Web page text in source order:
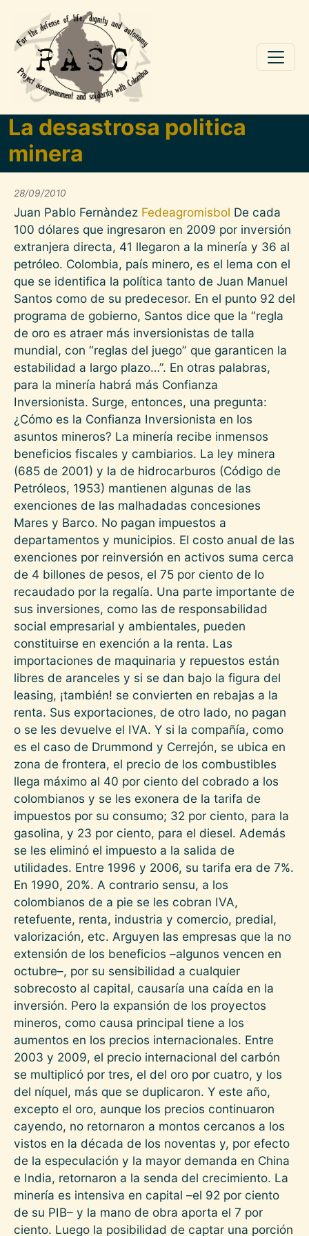
Skip to main content
La desastrosa politica
minera
28/09/2010
Juan Pablo Fernàndez Fedeagromisbol De cada
100 dólares que ingresaron en 2009 por inversión
extranjera directa, 41 llegaron a la minería y 36 al
petróleo. Colombia, país minero, es el lema con el
que se identifica la política tanto de Juan Manuel
Santos como de su predecesor. En el punto 92 del
programa de gobierno, Santos dice que la “regla
de oro es atraer más inversionistas de talla
mundial, con “reglas del juego” que garanticen la
estabilidad a largo plazo…”. En otras palabras,
para la minería habrá más Confianza
Inversionista. Surge, entonces, una pregunta:
¿Cómo es la Confianza Inversionista en los
asuntos mineros? La minería recibe inmensos
beneficios fiscales y cambiarios. La ley minera
(685 de 2001) y la de hidrocarburos (Código de
Petróleos, 1953) mantienen algunas de las
exenciones de las malhadadas concesiones
Mares y Barco. No pagan impuestos a
departamentos y municipios. El costo anual de las
exenciones por reinversión en activos suma cerca
de 4 billones de pesos, el 75 por ciento de lo
recaudado por la regalía. Una parte importante de
sus inversiones, como las de responsabilidad
social empresarial y ambientales, pueden
constituirse en exención a la renta. Las
importaciones de maquinaria y repuestos están
libres de aranceles y si se dan bajo la figura del
leasing, ¡también! se convierten en rebajas a la
renta. Sus exportaciones, de otro lado, no pagan
o se les devuelve el IVA. Y si la compañía, como
es el caso de Drummond y Cerrejón, se ubica en
zona de frontera, el precio de los combustibles
llega máximo al 40 por ciento del cobrado a los
colombianos y se les exonera de la tarifa de
impuestos por su consumo; 32 por ciento, para la
gasolina, y 23 por ciento, para el diesel. Además
se les eliminó el impuesto a la salida de
utilidades. Entre 1996 y 2006, su tarifa era de 7%.
En 1990, 20%. A contrario sensu, a los
colombianos de a pie se les cobran IVA,
retefuente, renta, industria y comercio, predial,
valorización, etc. Arguyen las empresas que la no
extensión de los beneficios –algunos vencen en
octubre–, por su sensibilidad a cualquier
sobrecosto al capital, causaría una caída en la
inversión. Pero la expansión de los proyectos
mineros, como causa principal tiene a los
aumentos en los precios internacionales. Entre
2003 y 2009, el precio internacional del carbón
se multiplicó por tres, el del oro por cuatro, y los
del níquel, más que se duplicaron. Y este año,
excepto el oro, aunque los precios continuaron
cayendo, no retornaron a montos cercanos a los
vistos en la década de los noventas y, por efecto
de la especulación y la mayor demanda en China
e India, retornaron a la senda del crecimiento. La
minería es intensiva en capital –el 92 por ciento
de su PIB– y la mano de obra aporta el 7 por
ciento. Luego la posibilidad de captar una porción